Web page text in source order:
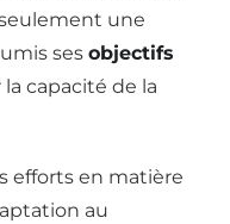
seulement une
ses objectifs
capacité de la
efforts en matière
au